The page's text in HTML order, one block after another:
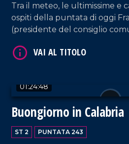
Tra il meteo, le ultimissime e
ospiti della puntata di oggi
(presidente del consiglio
Hosteria di Giò.
01:24:48
Buongiorno in Calabria
ST 2 PUNTATA 243